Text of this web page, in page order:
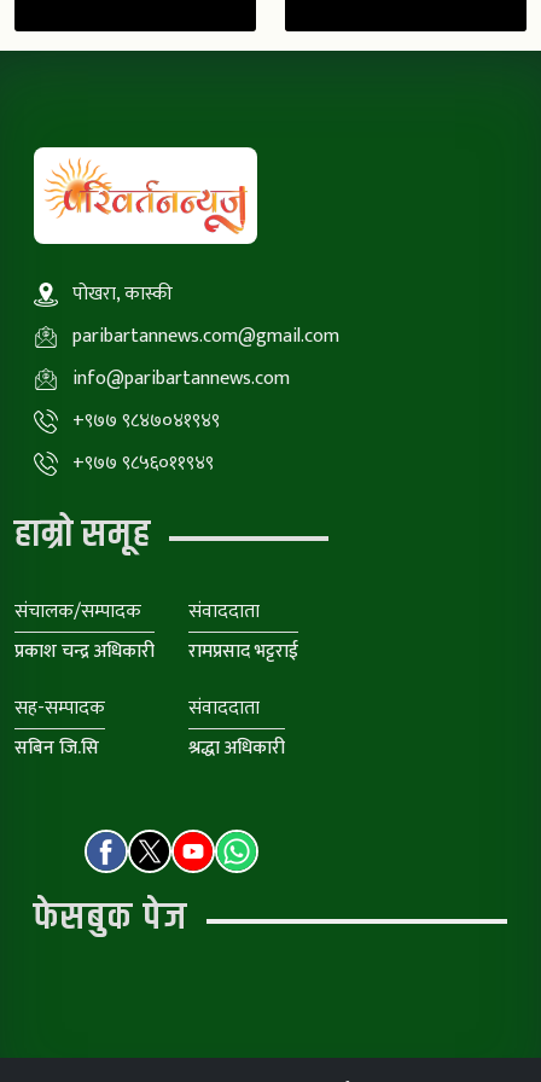
पोखरा, कास्की
paribartannews.com@gmail.com
info@paribartannews.com
+९७७ ९८४७०४१९४९
+९७७ ९८५६०११९४९
हाम्रो समूह
संचालक/सम्पादक
प्रकाश चन्द्र अधिकारी
संवाददाता
रामप्रसाद भट्टराई
सह-सम्पादक
सबिन जि.सि
संवाददाता
श्रद्धा अधिकारी
फेसबुक पेज